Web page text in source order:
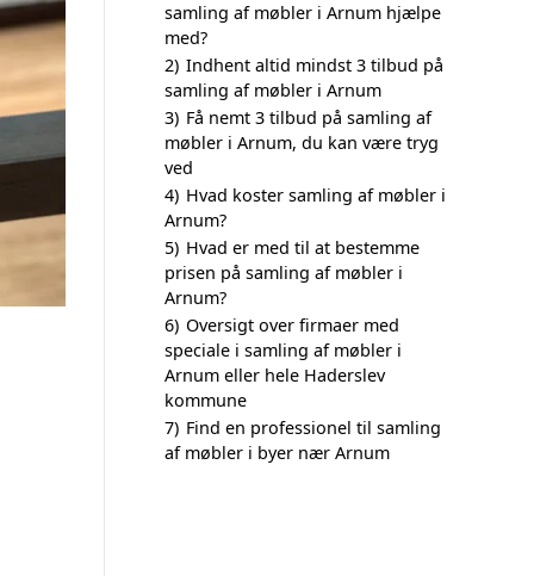
samling af møbler i Arnum hjælpe
med?
2) Indhent altid mindst 3 tilbud på
samling af møbler i Arnum
3) Få nemt 3 tilbud på samling af
møbler i Arnum, du kan være tryg
ved
4) Hvad koster samling af møbler i
Arnum?
5) Hvad er med til at bestemme
prisen på samling af møbler i
Arnum?
6) Oversigt over firmaer med
speciale i samling af møbler i
Arnum eller hele Haderslev
kommune
7) Find en professionel til samling
af møbler i byer nær Arnum